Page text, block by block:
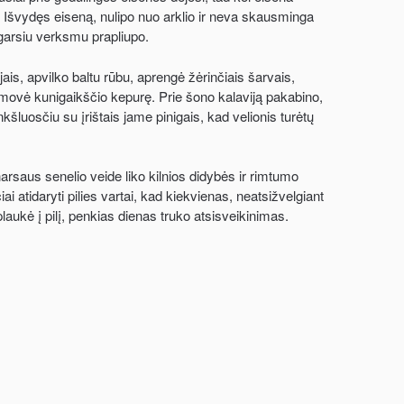
eiseną, nulipo nuo arklio ir neva skausminga
verksmu prapliupo.
apvilko baltu rūbu, aprengė žėrinčiais šarvais,
kunigaikščio kepurę. Prie šono kalaviją pakabino,
su įrištais jame pinigais, kad velionis turėtų
senelio veide liko kilnios didybės ir rimtumo
atidaryti pilies vartai, kad kiekvienas, neatsižvelgiant
į pilį, penkias dienas truko atsisveikinimas.